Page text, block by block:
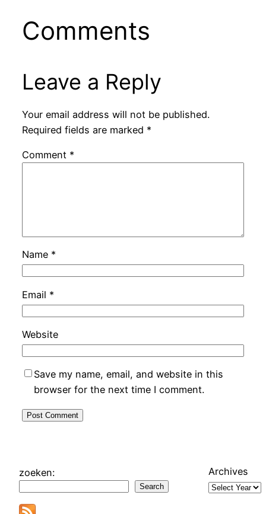
Comments
Leave a Reply
Your email address will not be published.
Required fields are marked *
Comment *
Name *
Email *
Website
Save my name, email, and website in this
browser for the next time I comment.
zoeken:
Search
Archives